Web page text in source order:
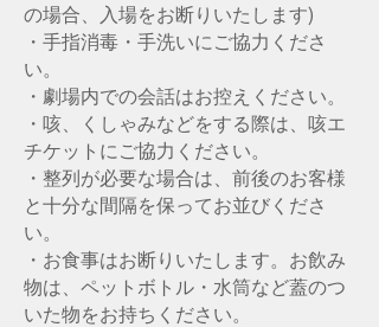
の場合、入場をお断りいたします)
・手指消毒・手洗いにご協力くださ
い。
・劇場内での会話はお控えください。
・咳、くしゃみなどをする際は、咳エ
チケットにご協力ください。
・整列が必要な場合は、前後のお客様
と十分な間隔を保ってお並びくださ
い。
・お食事はお断りいたします。お飲み
物は、ペットボトル・水筒など蓋のつ
いた物をお持ちください。